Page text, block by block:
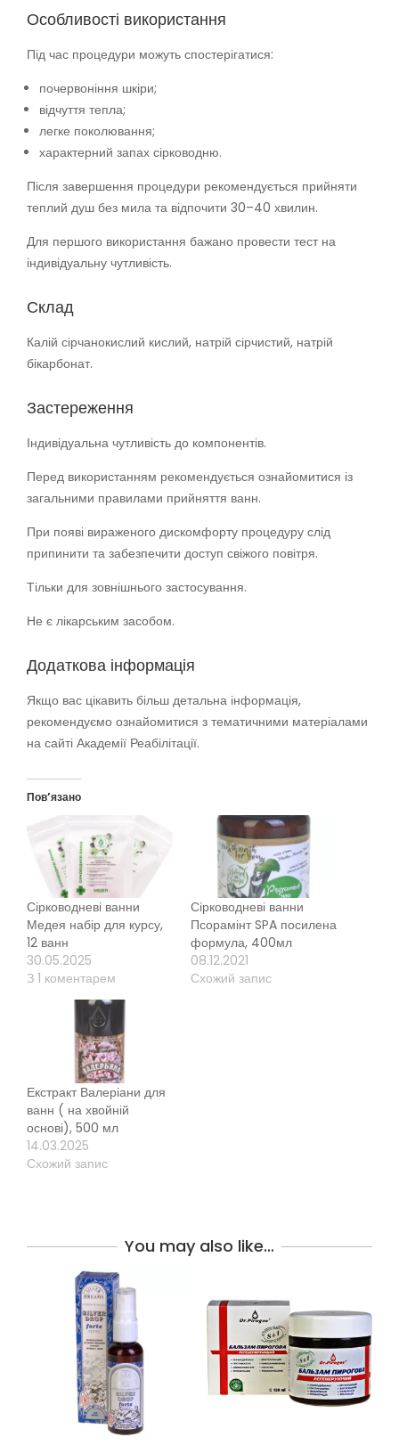
Особливості використання
Під час процедури можуть спостерігатися:
почервоніння шкіри;
відчуття тепла;
легке поколювання;
характерний запах сірководню.
Після завершення процедури рекомендується прийняти
теплий душ без мила та відпочити 30–40 хвилин.
Для першого використання бажано провести тест на
індивідуальну чутливість.
Склад
Калій сірчанокислий кислий, натрій сірчистий, натрій
бікарбонат.
Застереження
Індивідуальна чутливість до компонентів.
Перед використанням рекомендується ознайомитися із
загальними правилами прийняття ванн.
При появі вираженого дискомфорту процедуру слід
припинити та забезпечити доступ свіжого повітря.
Тільки для зовнішнього застосування.
Не є лікарським засобом.
Додаткова інформація
Якщо вас цікавить більш детальна інформація,
рекомендуємо ознайомитися з тематичними матеріалами
на сайті Академії Реабілітації.
Пов’язано
Сірководневі ванни
Медея набір для курсу,
12 ванн
30.05.2025
З 1 коментарем
Сірководневі ванни
Псорамінт SPA посилена
формула, 400мл
08.12.2021
Схожий запис
Екстракт Валеріани для
ванн ( на хвойній
основі), 500 мл
14.03.2025
Схожий запис
You may also like…